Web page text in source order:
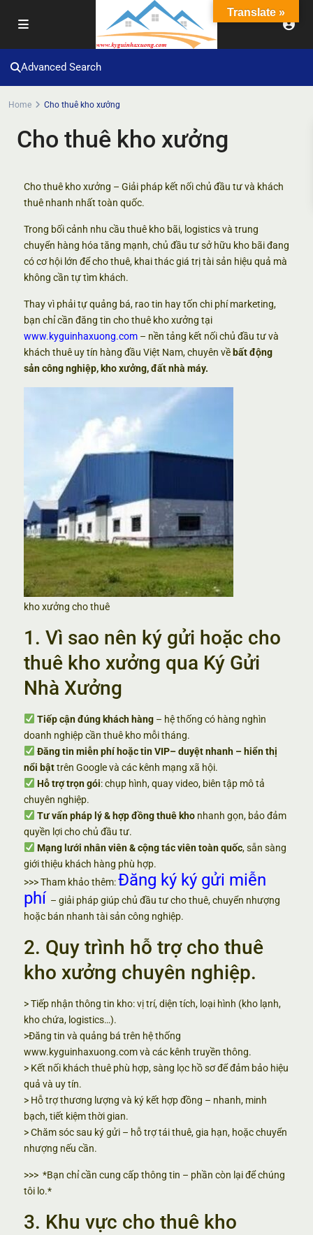
Advanced Search
Home Cho thuê kho xưởng
Cho thuê kho xưởng
Cho thuê kho xưởng – Giải pháp kết nối chủ đầu tư và khách
thuê nhanh nhất toàn quốc.
Trong bối cảnh nhu cầu thuê kho bãi, logistics và trung
chuyển hàng hóa tăng mạnh, chủ đầu tư sở hữu kho bãi đang
có cơ hội lớn để cho thuê, khai thác giá trị tài sản hiệu quả mà
không cần tự tìm khách.
Thay vì phải tự quảng bá, rao tin hay tốn chi phí marketing,
bạn chỉ cần đăng tin cho thuê kho xưởng tại
www.kyguinhaxuong.com – nền tảng kết nối chủ đầu tư và
khách thuê uy tín hàng đầu Việt Nam, chuyên về bất động
sản công nghiệp, kho xưởng, đất nhà máy.
kho xưởng cho thuê
1. Vì sao nên ký gửi hoặc cho
thuê kho xưởng qua Ký Gửi
Nhà Xưởng
Tiếp cận đúng khách hàng– hệ thống có hàng nghìn
doanh nghiệp cần thuê kho mỗi tháng.
Đăng tin miễn phí hoặc tin VIP– duyệt nhanh – hiển thị
nổi bậttrên Google và các kênh mạng xã hội.
Hỗ trợ trọn gói: chụp hình, quay video, biên tập mô tả
chuyên nghiệp.
Tư vấn pháp lý & hợp đồng thuê kho nhanh gọn, bảo đảm
quyền lợi cho chủ đầu tư.
Mạng lưới nhân viên & cộng tác viên toàn quốc, sẵn sàng
giới thiệu khách hàng phù hợp.
>>> Tham khảo thêm:Đăng ký ký gửi miễn
phí – giải pháp giúp chủ đầu tư cho thuê, chuyển nhượng
hoặc bán nhanh tài sản công nghiệp.
2. Quy trình hỗ trợ cho thuê
kho xưởng chuyên nghiệp.
> Tiếp nhận thông tin kho: vị trí, diện tích, loại hình (kho lạnh,
kho chứa, logistics…).
>Đăng tin và quảng bá trên hệ thống
www.kyguinhaxuong.comvà các kênh truyền thông.
> Kết nối khách thuê phù hợp, sàng lọc hồ sơ để đảm bảo hiệu
quả và uy tín.
> Hỗ trợ thương lượng và ký kết hợp đồng – nhanh, minh
bạch, tiết kiệm thời gian.
> Chăm sóc sau ký gửi – hỗ trợ tái thuê, gia hạn, hoặc chuyển
nhượng nếu cần.
>>> *Bạn chỉ cần cung cấp thông tin – phần còn lại để chúng
tôi lo.*
3. Khu vực cho thuê kho
Translate »